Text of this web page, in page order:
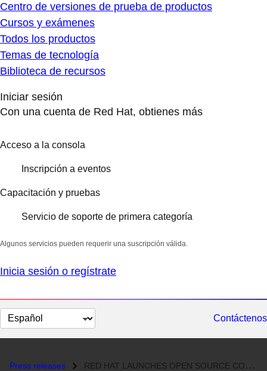
Centro de versiones de prueba de productos
Cursos y exámenes
Todos los productos
Temas de tecnología
Biblioteca de recursos
Iniciar sesión
Con una cuenta de Red Hat, obtienes más
Acceso a la consola
Inscripción a eventos
Capacitación y pruebas
Servicio de soporte de primera categoría
Algunos servicios pueden requerir una suscripción válida.
Inicia sesión o regístrate
Cambiar
el
Contáctenos
Press releases RED HAT LAUNCHES OPEN SOURCE CONSULTING PRACTICE...